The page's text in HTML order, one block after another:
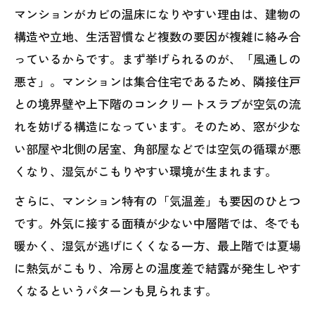
マンションがカビの温床になりやすい理由は、建物の
構造や立地、生活習慣など複数の要因が複雑に絡み合
っているからです。まず挙げられるのが、「風通しの
悪さ」。マンションは集合住宅であるため、隣接住戸
との境界壁や上下階のコンクリートスラブが空気の流
れを妨げる構造になっています。そのため、窓が少な
い部屋や北側の居室、角部屋などでは空気の循環が悪
くなり、湿気がこもりやすい環境が生まれます。
さらに、マンション特有の「気温差」も要因のひとつ
です。外気に接する面積が少ない中層階では、冬でも
暖かく、湿気が逃げにくくなる一方、最上階では夏場
に熱気がこもり、冷房との温度差で結露が発生しやす
くなるというパターンも見られます。